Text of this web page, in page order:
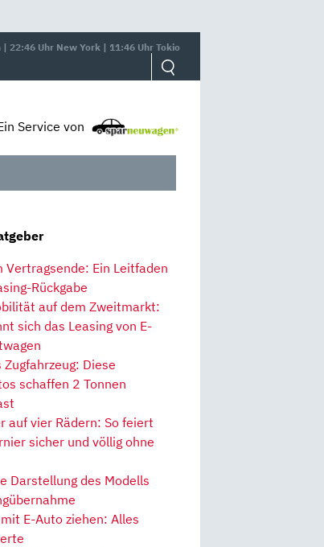
22:46 Uhr New York | 11:46 Uhr Tokio
Service von
Vertragsende: Ein Leitfaden
Rückgabe
auf dem Zweitmarkt:
sich das Leasing von E-
Zugfahrzeug: Diese
schaffen 2 Tonnen
auf vier Rädern: So feiert
sicher und völlig ohne
Darstellung des Modells
E-Auto ziehen: Alles